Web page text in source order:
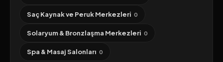
Saç Kaynak ve Peruk Merkezleri 0
Solaryum & Bronzlaşma Merkezleri 0
Spa & Masaj Salonları 0